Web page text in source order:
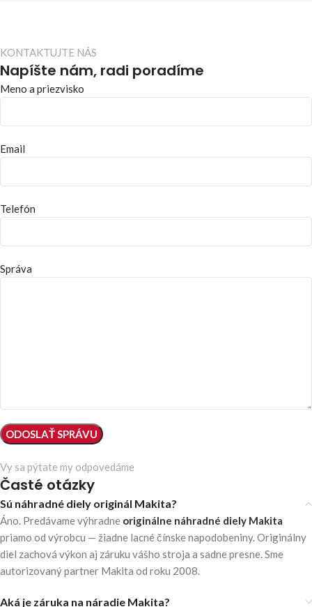
Vy sa pýtate my odpovedáme
Časté otázky
Sú náhradné diely originál Makita?
Áno. Predávame výhradne originálne náhradné diely Makita
priamo od výrobcu — žiadne lacné čínske napodobeniny. Originálny
diel zachová výkon aj záruku vášho stroja a sadne presne. Sme
autorizovaný partner Makita od roku 2008.
Aká je záruka na náradie Makita?
KONTAKTUJTE NÁS
Napíšte nám, radi poradíme
Meno a priezvisko
Email
Telefón
Správa